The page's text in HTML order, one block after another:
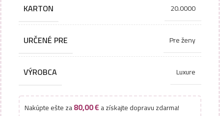
KARTON 20.0000
URČENÉ PRE Pre ženy
VÝROBCA Luxure
Nakúpte ešte za80,00€a získajte dopravu zdarma!